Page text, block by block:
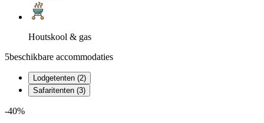
Houtskool & gas
5beschikbare accommodaties
Lodgetenten (2)
Safaritenten (3)
-40%